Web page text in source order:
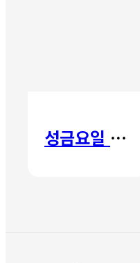
성금요일 칸타타